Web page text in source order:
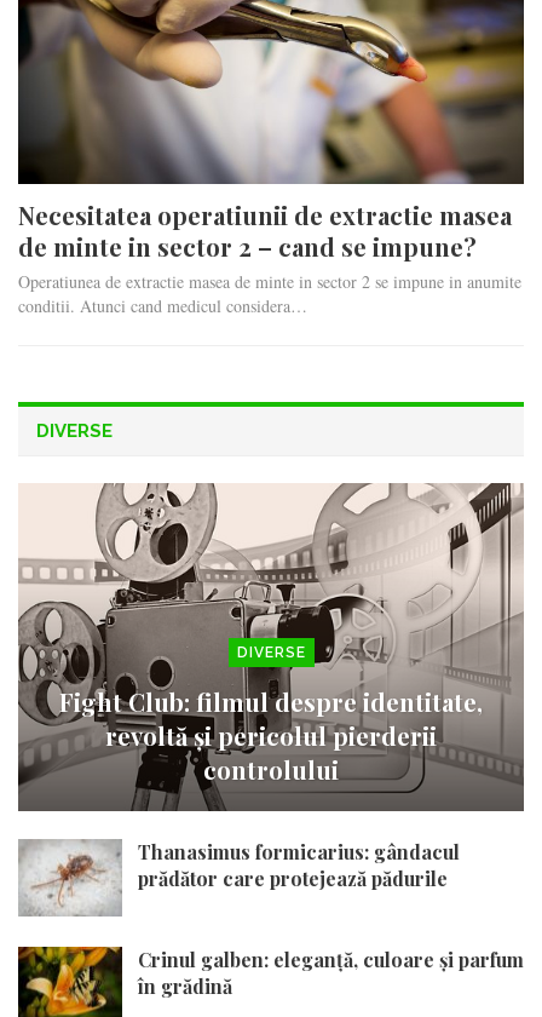
Necesitatea operatiunii de extractie masea
de minte in sector 2 – cand se impune?
Operatiunea de extractie masea de minte in sector 2 se impune in anumite
conditii. Atunci cand medicul considera…
DIVERSE
DIVERSE
Fight Club: filmul despre identitate,
revoltă și pericolul pierderii
controlului
Thanasimus formicarius: gândacul
prădător care protejează pădurile
Crinul galben: eleganță, culoare și parfum
în grădină